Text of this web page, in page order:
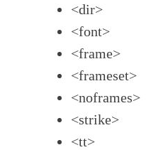
<dir>
<font>
<frame>
<frameset>
<noframes>
<strike>
<tt>